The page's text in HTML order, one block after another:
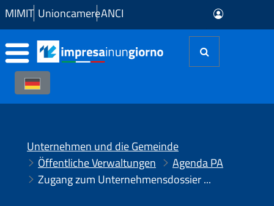
Zum Hauptinhalt springen
MIMIT UnioncamereANCI
Unternehmen und die Gemeinde
Öffentliche Verwaltungen
Agenda PA
Zugang zum Unternehmensdossier für autonome SUAPs